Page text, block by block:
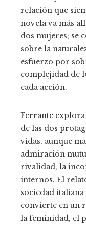
relación que
novela va más
dos mujeres; se
sobre la
esfuerzo por
complejidad de
cada acción.
Ferrante
de las dos
vidas, aunque
admiración
rivalidad, la
internos. El
sociedad
convierte en un
la feminidad, el